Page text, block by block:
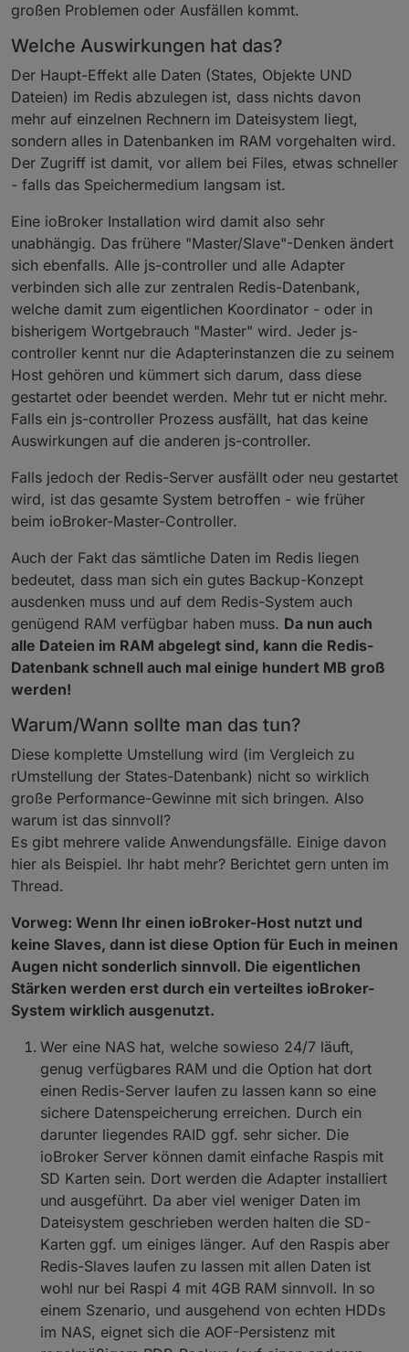
großen Problemen oder Ausfällen kommt.
Welche Auswirkungen hat das?
Der Haupt-Effekt alle Daten (States, Objekte UND
Dateien) im Redis abzulegen ist, dass nichts davon
mehr auf einzelnen Rechnern im Dateisystem liegt,
sondern alles in Datenbanken im RAM vorgehalten wird.
Der Zugriff ist damit, vor allem bei Files, etwas schneller
- falls das Speichermedium langsam ist.
Eine ioBroker Installation wird damit also sehr
unabhängig. Das frühere "Master/Slave"-Denken ändert
sich ebenfalls. Alle js-controller und alle Adapter
verbinden sich alle zur zentralen Redis-Datenbank,
welche damit zum eigentlichen Koordinator - oder in
bisherigem Wortgebrauch "Master" wird. Jeder js-
controller kennt nur die Adapterinstanzen die zu seinem
Host gehören und kümmert sich darum, dass diese
gestartet oder beendet werden. Mehr tut er nicht mehr.
Falls ein js-controller Prozess ausfällt, hat das keine
Auswirkungen auf die anderen js-controller.
Falls jedoch der Redis-Server ausfällt oder neu gestartet
wird, ist das gesamte System betroffen - wie früher
beim ioBroker-Master-Controller.
Auch der Fakt das sämtliche Daten im Redis liegen
bedeutet, dass man sich ein gutes Backup-Konzept
ausdenken muss und auf dem Redis-System auch
genügend RAM verfügbar haben muss. Da nun auch
alle Dateien im RAM abgelegt sind, kann die Redis-
Datenbank schnell auch mal einige hundert MB groß
werden!
Warum/Wann sollte man das tun?
Diese komplette Umstellung wird (im Vergleich zu
rUmstellung der States-Datenbank) nicht so wirklich
große Performance-Gewinne mit sich bringen. Also
warum ist das sinnvoll?
Es gibt mehrere valide Anwendungsfälle. Einige davon
hier als Beispiel. Ihr habt mehr? Berichtet gern unten im
Thread.
Vorweg: Wenn Ihr einen ioBroker-Host nutzt und
keine Slaves, dann ist diese Option für Euch in meinen
Augen nicht sonderlich sinnvoll. Die eigentlichen
Stärken werden erst durch ein verteiltes ioBroker-
System wirklich ausgenutzt.
Wer eine NAS hat, welche sowieso 24/7 läuft,
genug verfügbares RAM und die Option hat dort
einen Redis-Server laufen zu lassen kann so eine
sichere Datenspeicherung erreichen. Durch ein
darunter liegendes RAID ggf. sehr sicher. Die
ioBroker Server können damit einfache Raspis mit
SD Karten sein. Dort werden die Adapter installiert
und ausgeführt. Da aber viel weniger Daten im
Dateisystem geschrieben werden halten die SD-
Karten ggf. um einiges länger. Auf den Raspis aber
Redis-Slaves laufen zu lassen mit allen Daten ist
wohl nur bei Raspi 4 mit 4GB RAM sinnvoll. In so
einem Szenario, und ausgehend von echten HDDs
im NAS, eignet sich die AOF-Persistenz mit